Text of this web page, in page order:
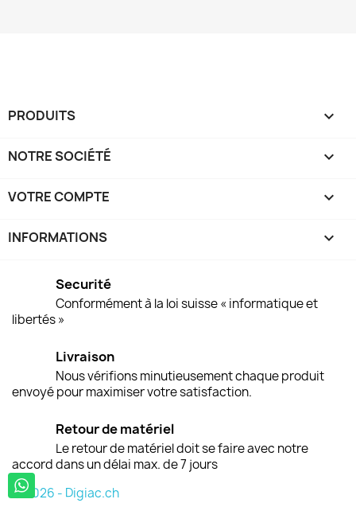
PRODUITS 
NOTRE SOCIÉTÉ 
VOTRE COMPTE 
INFORMATIONS keyboard_arrow_down
Securité
Conformément à la loi suisse « informatique et
libertés »
Livraison
Nous vérifions minutieusement chaque produit
envoyé pour maximiser votre satisfaction.
Retour de matériel
Le retour de matériel doit se faire avec notre
accord dans un délai max. de 7 jours
© 2026 - Digiac.ch